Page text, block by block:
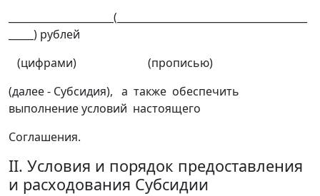
_____________________(______________________________________
_____) рублей
(цифрами) (прописью)
(далее - Субсидия), а также обеспечить
выполнение условий настоящего
Соглашения.
II. Условия и порядок предоставления
и расходования Субсидии